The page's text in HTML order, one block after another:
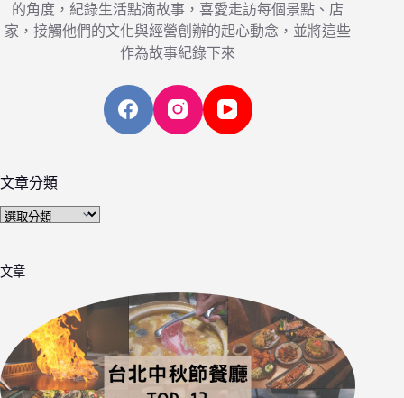
的角度，紀錄生活點滴故事，喜愛走訪每個景點、店
家，接觸他們的文化與經營創辦的起心動念，並將這些
作為故事紀錄下來
文章分類
文
類
文章